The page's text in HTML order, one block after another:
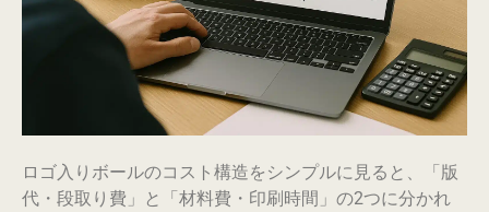
ロゴ入りボールのコスト構造をシンプルに見ると、「版
代・段取り費」と「材料費・印刷時間」の2つに分かれ